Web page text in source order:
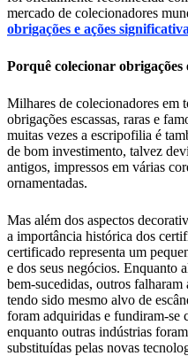
mercado de colecionadores
obrigações e ações
Porquê colecionar obrigações
Milhares de colecionadores em
obrigações escassas, raras e
muitas vezes a escripofilia é
de bom investimento, talvez
antigos, impressos em várias
ornamentadas.
Mas além dos aspectos
a importância histórica dos
certificado representa um
e dos seus negócios. Enquanto
bem-sucedidas, outros
tendo sido mesmo alvo de
foram adquiridas e fundiram-se
enquanto outras indústrias
substituídas pelas novas